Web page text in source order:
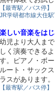
【最寄駅／バス停】
JR学研都市線大住
楽しい音楽をは
幼児より大人ま
しく演奏できる
す。ピアノ・ボ
ルート・サック
ラスがあります。
【最寄駅／バス停】